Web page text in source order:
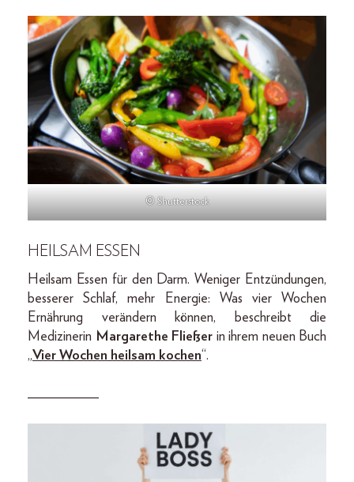
© Shutterstock
HEILSAM ESSEN
Heilsam Essen für den Darm. Weniger Entzündungen,
besserer Schlaf, mehr Energie: Was vier Wochen
Ernährung verändern können, beschreibt die
Medizinerin Margarethe Fließer in ihrem neuen Buch
„Vier Wochen heilsam kochen“.
__________